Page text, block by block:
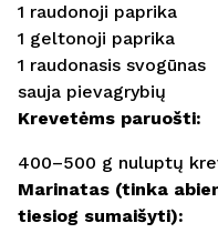
1 raudonoji paprika
1 geltonoji paprika
1 raudonasis svogūnas
sauja pievagrybių
Krevetėms paruošti:
400–500 g nuluptų
Marinatas (tinka
tiesiog sumaišyti):